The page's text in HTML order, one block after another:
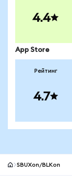
4.4
App Store
Рейтинг
4.7
SBUXon/BLKon